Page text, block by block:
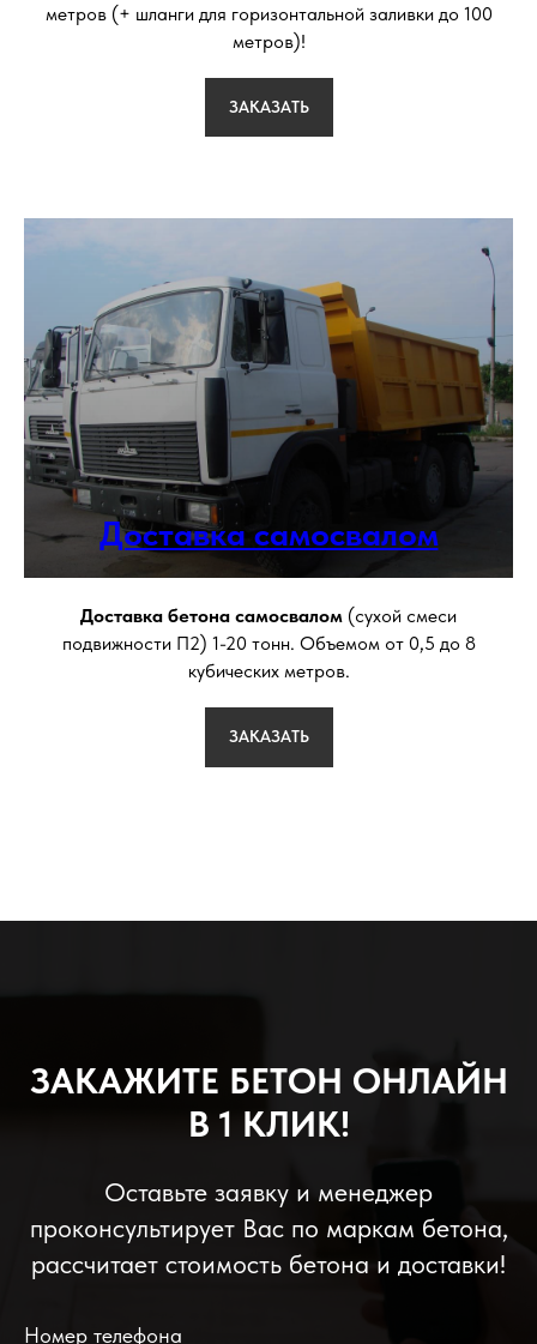
метров (+ шланги для горизонтальной заливки до 100
метров)!
ЗАКАЗАТЬ
Доставка самосвалом
Доставка бетона самосвалом (сухой смеси
подвижности П2) 1-20 тонн. Объемом от 0,5 до 8
кубических метров.
ЗАКАЗАТЬ
ЗАКАЖИТЕ БЕТОН ОНЛАЙН
В 1 КЛИК!
Оставьте заявку и менеджер
проконсультирует Вас по маркам бетона,
рассчитает стоимость бетона и доставки!
Номер телефона